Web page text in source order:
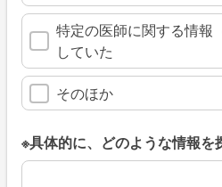
特定の医師に関する情報
していた
そのほか
※具体的に、どのような情報を
※具体的に、どのような情報を